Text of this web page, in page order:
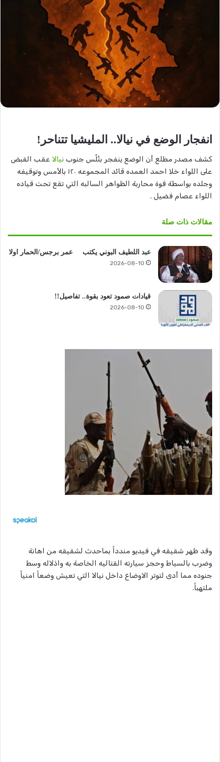
انفجار الوضع في نيالا.. المليشيا تتناحر!
كشف مصدر مطلع أن الوضع ينفجر بتُلُس جنوب نيالا عقب القبض
على اللواء خلا احمد العمده قائد المجموعه ١٢٠ بالأمس وتوقيفه
وجلده بواسطة قوة محاربة الظواهر السالبه التي تقع تحت قياده
اللواء عصام فضيل .
مقالات ذات صلة
عبد اللطيف البوني يكتب عمر برجس/الحمار اولا
2026-08-10
قيادات صمود تعود بقوة.. تفاصيل!!
2026-08-10
وقد ظهر شقيقه في فيديو مندداً بماحدث لشقيقه من اهانة
وضرب بالسياط وحجز سيارته القتاليه الخاصة به واذلاله وسط
جنوده مما أدى لتوتر الاوضاع داخل نيالا التي تعيش وضعاً امنياً
ملتهباً.